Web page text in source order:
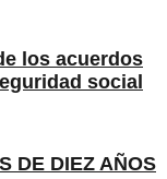
los acuerdos
social
DE DIEZ AÑOS